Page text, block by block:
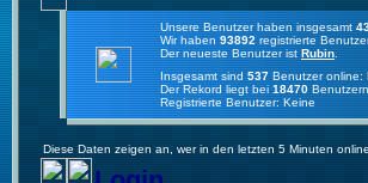
Unsere Benutzer haben insgesamt
Wir haben 93892 registrierte
Der neueste Benutzer ist Rubin
Insgesamt sind 537 Benutzer online:
Der Rekord liegt bei 18470
Registrierte Benutzer: Keine
Diese Daten zeigen an, wer in den letzten 5 Minuten